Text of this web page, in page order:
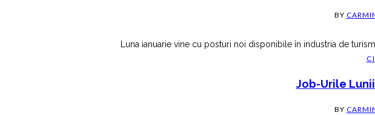
BY
Luna ianuarie vine cu posturi noi disponibile în industria de
Job-Urile
BY